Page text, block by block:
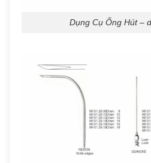
Dụng Cụ Ống Hút –